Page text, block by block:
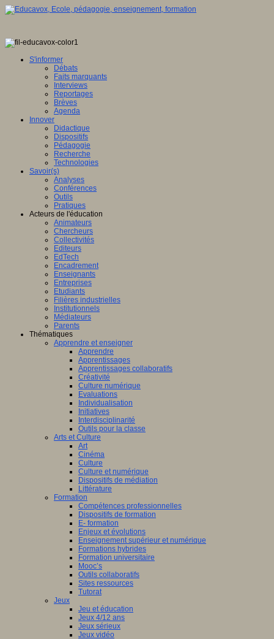
S'informer
Débats
Faits marquants
Interviews
Reportages
Brèves
Agenda
Innover
Didactique
Dispositifs
Pédagogie
Recherche
Technologies
Savoir(s)
Analyses
Conférences
Outils
Pratiques
Acteurs de l'éducation
Animateurs
Chercheurs
Collectivités
Editeurs
EdTech
Encadrement
Enseignants
Entreprises
Etudiants
Filières industrielles
Institutionnels
Médiateurs
Parents
Thématiques
Apprendre et enseigner
Apprendre
Apprentissages
Apprentissages collaboratifs
Créativité
Culture numérique
Evaluations
Individualisation
Initiatives
Interdisciplinarité
Outils pour la classe
Arts et Culture
Art
Cinéma
Culture
Culture et numérique
Dispositifs de médiation
Littérature
Formation
Compétences professionnelles
Dispositifs de formation
E- formation
Enjeux et évolutions
Enseignement supérieur et numérique
Formations hybrides
Formation universitaire
Mooc’s
Outils collaboratifs
Sites ressources
Tutorat
Jeux
Jeu et éducation
Jeux 4/12 ans
Jeux sérieux
Jeux vidéo